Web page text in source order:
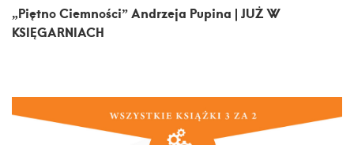
„Piętno Ciemności” Andrzeja Pupina | JUŻ W
KSIĘGARNIACH